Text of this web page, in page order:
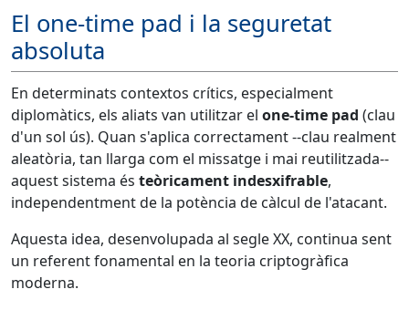
El one-time pad i la seguretat
absoluta
En determinats contextos crítics, especialment
diplomàtics, els aliats van utilitzar el one-time pad (clau
d'un sol ús). Quan s'aplica correctament --clau realment
aleatòria, tan llarga com el missatge i mai reutilitzada--
aquest sistema és teòricament indesxifrable,
independentment de la potència de càlcul de l'atacant.
Aquesta idea, desenvolupada al segle XX, continua sent
un referent fonamental en la teoria criptogràfica
moderna.